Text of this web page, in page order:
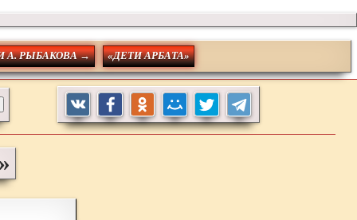
А. РЫБАКОВА → «ДЕТИ АРБАТА»